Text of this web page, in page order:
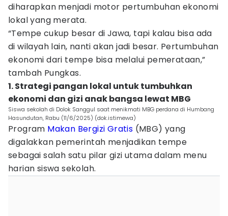
diharapkan menjadi motor pertumbuhan ekonomi
lokal yang merata.
“Tempe cukup besar di Jawa, tapi kalau bisa ada
di wilayah lain, nanti akan jadi besar. Pertumbuhan
ekonomi dari tempe bisa melalui pemerataan,”
tambah Pungkas.
1. Strategi pangan lokal untuk tumbuhkan
ekonomi dan gizi anak bangsa lewat MBG
Siswa sekolah di Dolok Sanggul saat menikmati MBG perdana di Humbang
Hasundutan, Rabu (11/6/2025) (dok.istimewa)
Program Makan Bergizi Gratis (MBG) yang
digalakkan pemerintah menjadikan tempe
sebagai salah satu pilar gizi utama dalam menu
harian siswa sekolah.